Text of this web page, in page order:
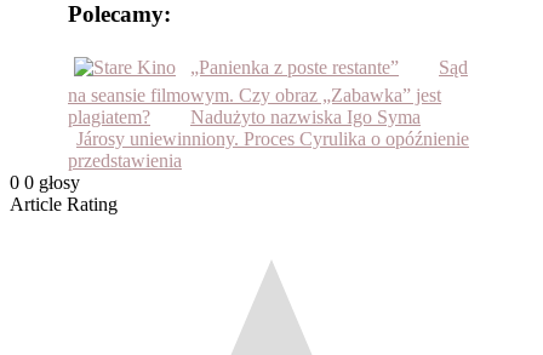
Polecamy:
„Panienka z poste restante”
Sąd
na seansie filmowym. Czy obraz „Zabawka” jest
plagiatem?
Nadużyto nazwiska Igo Syma
Járosy uniewinniony. Proces Cyrulika o opóźnienie
przedstawienia
0 0 głosy
Article Rating